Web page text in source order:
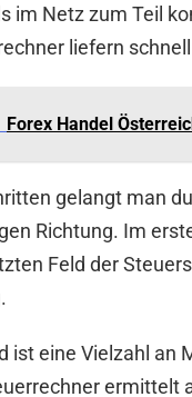
im Netz zum Teil
liefern
Forex Handel
gelangt man
Richtung. Im
Feld der
ist eine Vielzahl an
ermittelt